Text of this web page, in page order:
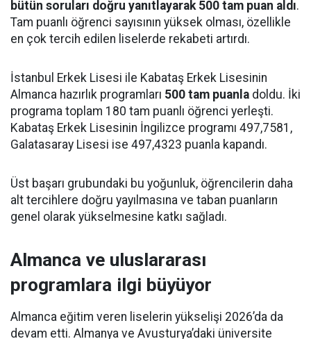
bütün soruları doğru yanıtlayarak 500 tam puan aldı.
Tam puanlı öğrenci sayısının yüksek olması, özellikle
en çok tercih edilen liselerde rekabeti artırdı.
İstanbul Erkek Lisesi ile Kabataş Erkek Lisesinin
Almanca hazırlık programları 500 tam puanla doldu. İki
programa toplam 180 tam puanlı öğrenci yerleşti.
Kabataş Erkek Lisesinin İngilizce programı 497,7581,
Galatasaray Lisesi ise 497,4323 puanla kapandı.
Üst başarı grubundaki bu yoğunluk, öğrencilerin daha
alt tercihlere doğru yayılmasına ve taban puanların
genel olarak yükselmesine katkı sağladı.
Almanca ve uluslararası
programlara ilgi büyüyor
Almanca eğitim veren liselerin yükselişi 2026’da da
devam etti. Almanya ve Avusturya’daki üniversite